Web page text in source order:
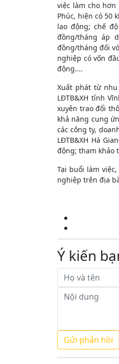
việc làm cho
Phúc, hiện có 50
lao động; chế
đồng/tháng áp
đồng/tháng đối
nghiệp có vốn
động....
Xuất phát từ nhu
LĐTB&XH tỉnh
xuyên trao đổi
khả năng cung
các công ty,
LĐTB&XH Hà
động; tham khảo
Tại buổi làm
nghiệp trên địa
Ý kiến